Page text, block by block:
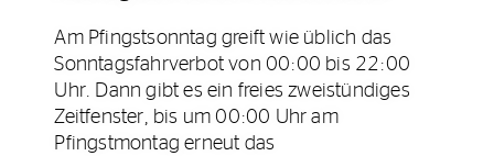
Am Pfingstsonntag greift wie üblich das
Sonntagsfahrverbot von 00:00 bis 22:00
Uhr. Dann gibt es ein freies zweistündiges
Zeitfenster, bis um 00:00 Uhr am
Pfingstmontag erneut das